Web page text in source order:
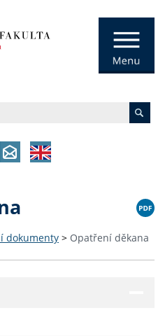
dokumenty > Opatření děkana